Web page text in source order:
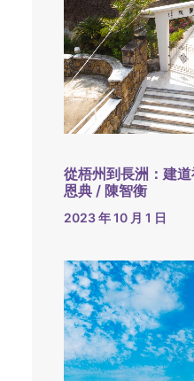
從梧州到長洲：建
恩典 / 陳智衡
2023 年 10 月 1 日